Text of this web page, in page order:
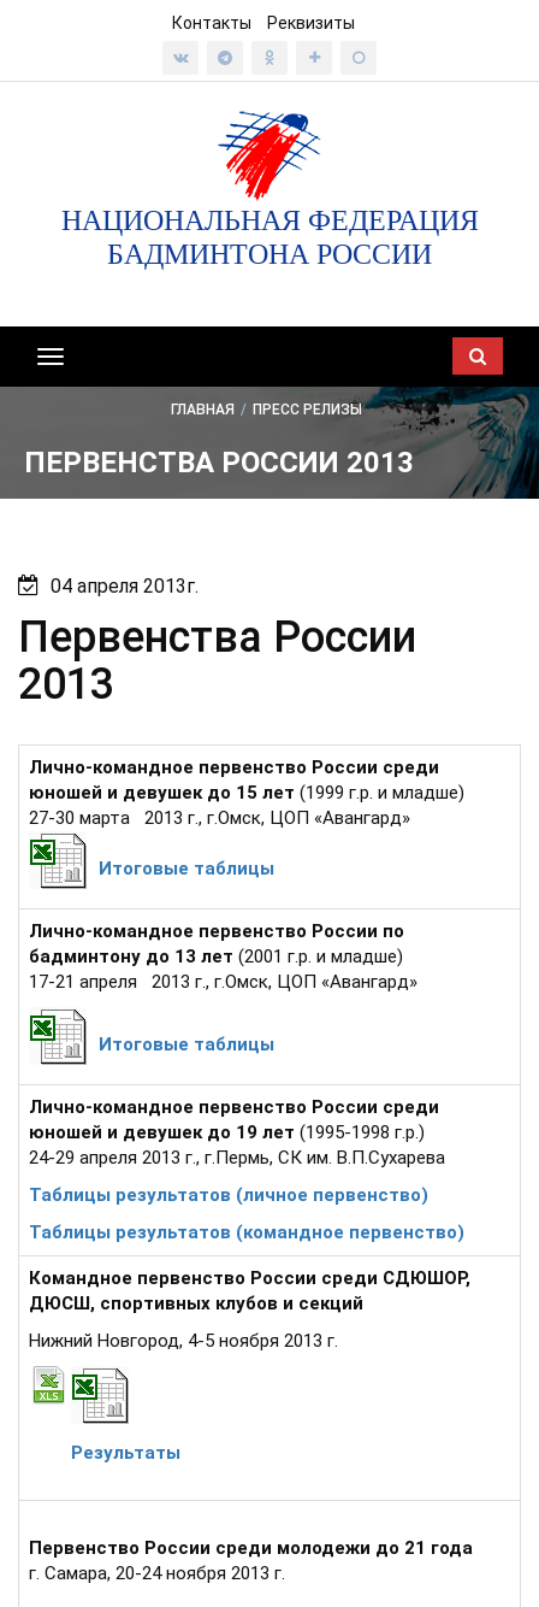
Контакты Реквизиты
НАЦИОНАЛЬНАЯ ФЕДЕРАЦИЯ
БАДМИНТОНА РОССИИ
Показать/
скрыть
ГЛАВНАЯ / ПРЕСС РЕЛИЗЫ
ПЕРВЕНСТВА РОССИИ 2013
04 апреля 2013г.
Первенства России
2013
Лично-командное первенство России среди
юношей и девушек до 15 лет (1999 г.р. и младше)
27-30 марта 2013 г., г.Омск, ЦОП «Авангард»
Итоговые таблицы
Лично-командное первенство России по
бадминтону до 13 лет (2001 г.р. и младше)
17-21 апреля 2013 г., г.Омск, ЦОП «Авангард»
Итоговые таблицы
Лично-командное первенство России среди
юношей и девушек до 19 лет (1995-1998 г.р.)
24-29 апреля 2013 г., г.Пермь, СК им. В.П.Сухарева
Таблицы результатов (личное первенство)
Таблицы результатов (командное первенство)
Командное первенство России среди СДЮШОР,
ДЮСШ, спортивных клубов и секций
Нижний Новгород, 4-5 ноября 2013 г.
Результаты
Первенство России среди молодежи до 21 года
г. Самара, 20-24 ноября 2013 г.